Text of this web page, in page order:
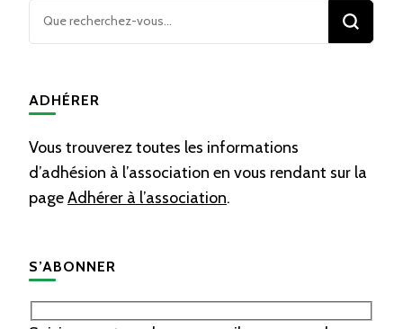
Vous
recherchiez
chose ?
ADHÉRER
Vous trouverez toutes les informations
d’adhésion à l’association en vous rendant sur la
pageAdhérer à l’association.
S’ABONNER